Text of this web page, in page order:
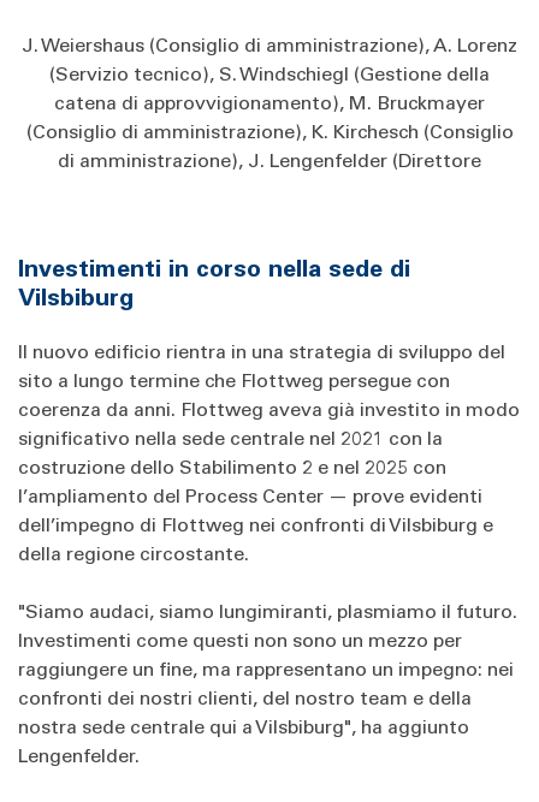
J. Weiershaus (Consiglio di amministrazione), A. Lorenz
(Servizio tecnico), S. Windschiegl (Gestione della
catena di approvvigionamento), M. Bruckmayer
(Consiglio di amministrazione), K. Kirchesch (Consiglio
di amministrazione), J. Lengenfelder (Direttore
Investimenti in corso nella sede di
Vilsbiburg
Il nuovo edificio rientra in una strategia di sviluppo del
sito a lungo termine che Flottweg persegue con
coerenza da anni. Flottweg aveva già investito in modo
significativo nella sede centrale nel 2021 con la
costruzione dello Stabilimento 2 e nel 2025 con
l’ampliamento del Process Center — prove evidenti
dell’impegno di Flottweg nei confronti di Vilsbiburg e
della regione circostante.
"Siamo audaci, siamo lungimiranti, plasmiamo il futuro.
Investimenti come questi non sono un mezzo per
raggiungere un fine, ma rappresentano un impegno: nei
confronti dei nostri clienti, del nostro team e della
nostra sede centrale qui a Vilsbiburg", ha aggiunto
Lengenfelder.